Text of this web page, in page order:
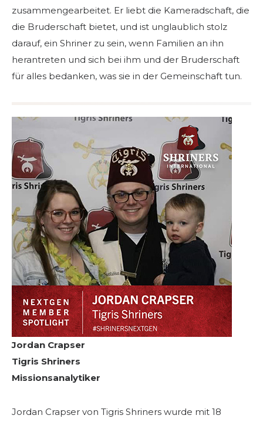
zusammengearbeitet. Er liebt die Kameradschaft, die
die Bruderschaft bietet, und ist unglaublich stolz
darauf, ein Shriner zu sein, wenn Familien an ihn
herantreten und sich bei ihm und der Bruderschaft
für alles bedanken, was sie in der Gemeinschaft tun.
Jordan Crapser
Tigris Shriners
Missionsanalytiker
Jordan Crapser von Tigris Shriners wurde mit 18